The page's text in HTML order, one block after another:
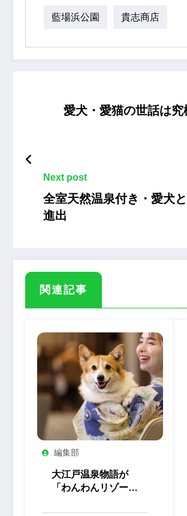
藍場浜公園 貴志商店
愛犬・愛猫の世話は
Next post
全室天然温泉付き・愛犬
進出
関連記事
編集部
大江戸温泉物語が
「わんわんリゾー